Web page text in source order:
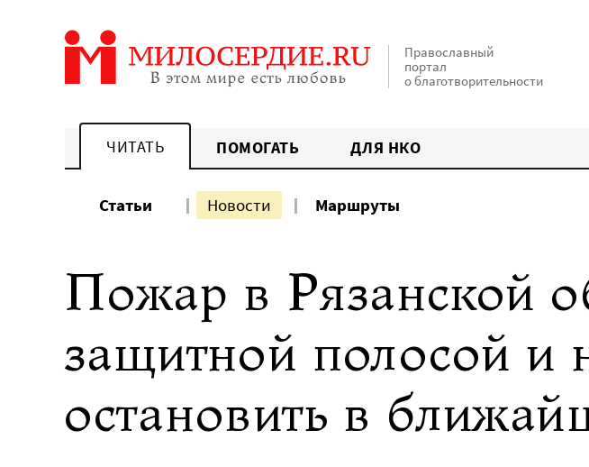
Православный
портал
о благотворительности
ЧИТАТЬ ПОМОГАТЬ ДЛЯ НКО
Статьи Новости Маршруты
Пожар в Рязанской
защитной полосой и
остановить в